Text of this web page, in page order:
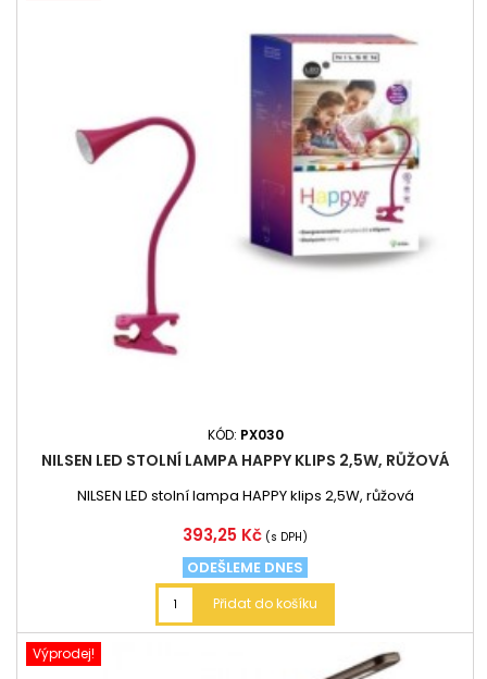
KÓD: PX030
NILSEN LED STOLNÍ LAMPA HAPPY KLIPS 2,5W, RŮŽOVÁ
NILSEN LED stolní lampa HAPPY klips 2,5W, růžová
Cena
393,25 Kč (s DPH)
ODEŠLEME DNES
Přidat do košíku
Výprodej!